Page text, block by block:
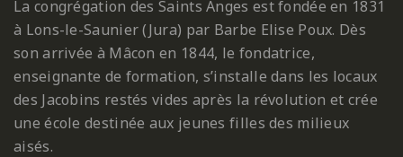
La congrégation des Saints Anges est fondée en 1831
à Lons-le-Saunier (Jura) par Barbe Elise Poux. Dès
son arrivée à Mâcon en 1844, le fondatrice,
enseignante de formation, s’installe dans les locaux
des Jacobins restés vides après la révolution et crée
une école destinée aux jeunes filles des milieux
aisés.